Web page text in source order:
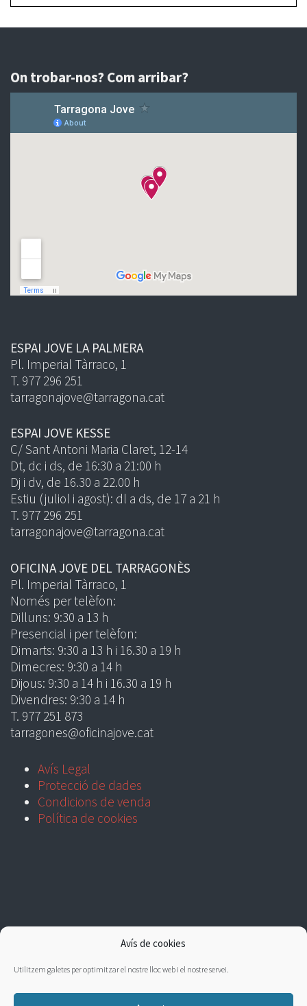
Avís de cookies
Utilitzem galetes per optimitzar el nostre lloc web i el nostre servei.
On trobar-nos? Com arribar?
ESPAI JOVE LA PALMERA
Pl. Imperial Tàrraco, 1
T. 977 296 251
tarragonajove@tarragona.cat
ESPAI JOVE KESSE
C/ Sant Antoni Maria Claret, 12-14
Dt, dc i ds, de 16:30 a 21:00 h
Dj i dv, de 16.30 a 22.00 h
Estiu (juliol i agost): dl a ds, de 17 a 21 h
T. 977 296 251
tarragonajove@tarragona.cat
OFICINA JOVE DEL TARRAGONÈS
Pl. Imperial Tàrraco, 1
Només per telèfon:
Dilluns: 9:30 a 13 h
Presencial i per telèfon:
Dimarts: 9:30 a 13 h i 16.30 a 19 h
Dimecres: 9:30 a 14 h
Dijous: 9:30 a 14 h i 16.30 a 19 h
Divendres: 9:30 a 14 h
T. 977 251 873
tarragones@oficinajove.cat
Avís Legal
Protecció de dades
Condicions de venda
Política de cookies